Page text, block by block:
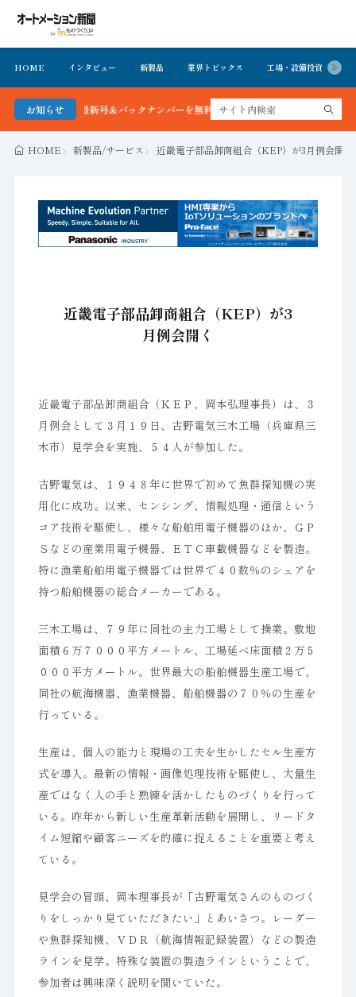
HOME インタビュー 新製品 業界トピックス 工場・設備投資
お知らせ
ン新聞 最新号＆バックナンバーを無料で公開中 詳細はこちら
HOME 新製品/サービス 近畿電子部品卸商組合（KEP）が3月例会開く
近畿電子部品卸商組合（KEP）が3
月例会開く
近畿電子部品卸商組合（ＫＥＰ、岡本弘理事長）は、３
月例会として３月１９日、古野電気三木工場（兵庫県三
木市）見学会を実施、５４人が参加した。
古野電気は、１９４８年に世界で初めて魚群探知機の実
用化に成功。以来、センシング、情報処理・通信という
コア技術を駆使し、様々な船舶用電子機器のほか、ＧＰ
Ｓなどの産業用電子機器、ＥＴＣ車載機器などを製造。
特に漁業船舶用電子機器では世界で４０数％のシェアを
持つ船舶機器の総合メーカーである。
三木工場は、７９年に同社の主力工場として操業。敷地
面積６万７０００平方メートル、工場延べ床面積２万５
０００平方メートル。世界最大の船舶機器生産工場で、
同社の航海機器、漁業機器、船舶機器の７０％の生産を
行っている。
生産は、個人の能力と現場の工夫を生かしたセル生産方
式を導入。最新の情報・画像処理技術を駆使し、大量生
産ではなく人の手と熟練を活かしたものづくりを行って
いる。昨年から新しい生産革新活動を展開し、リードタ
イム短縮や顧客ニーズを的確に捉えることを重要と考え
ている。
見学会の冒頭、岡本理事長が「古野電気さんのものづく
りをしっかり見ていただきたい」とあいさつ。レーダー
や魚群探知機、ＶＤＲ（航海情報記録装置）などの製造
ラインを見学。特殊な装置の製造ラインということで、
参加者は興味深く説明を聞いていた。